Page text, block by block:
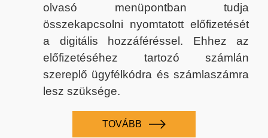
olvasó menüpontban tudja
összekapcsolni nyomtatott előfizetését
a digitális hozzáféréssel. Ehhez az
előfizetéséhez tartozó számlán
szereplő ügyfélkódra és számlaszámra
lesz szüksége.
TOVÁBB